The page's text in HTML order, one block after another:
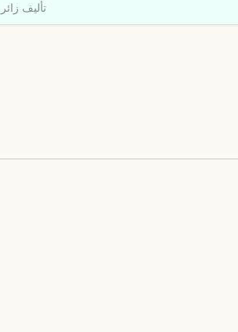
تأليف زائر